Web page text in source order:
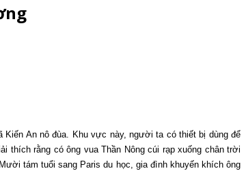
An nô đùa. Khu vực này, người ta có thiết bị dùng để
thích rằng có ông vua Thần Nông cúi rạp xuống chân trời
tám tuổi sang Paris du học, gia đình khuyến khích ông